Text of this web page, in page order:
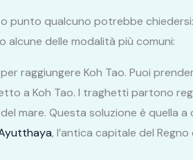
punto qualcuno potrebbe
alcune delle modalità più comuni:
raggiungere Koh Tao. Puoi
a Koh Tao. I traghetti partono
mare. Questa soluzione è quella
, l’antica capitale del Regno